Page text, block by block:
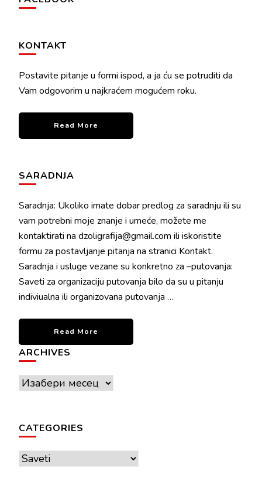
KONTAKT
Postavite pitanje u formi ispod, a ja ću se potruditi da
Vam odgovorim u najkraćem mogućem roku.
Read More
SARADNJA
Saradnja: Ukoliko imate dobar predlog za saradnju ili su
vam potrebni moje znanje i umeće, možete me
kontaktirati na dzoligrafija@gmail.com ili iskoristite
formu za postavljanje pitanja na stranici Kontakt.
Saradnja i usluge vezane su konkretno za –putovanja:
Saveti za organizaciju putovanja bilo da su u pitanju
indiviualna ili organizovana putovanja …
Read More
ARCHIVES
Archives
CATEGORIES
Categories